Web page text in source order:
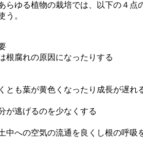
らゆる植物の栽培では、以下の４点
う。
根腐れの原因になったりする
とも葉が黄色くなったり成長が遅れ
が逃げるのを少なくする
中への空気の流通を良くし根の呼吸